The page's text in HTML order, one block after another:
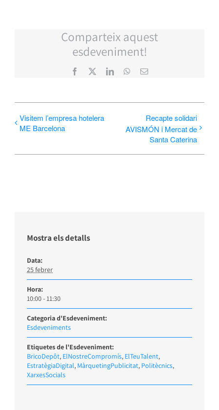
Comparteix aquest
esdeveniment!
Facebook LinkedInWhatsApp
Email:
Visitem l’empresa hotelera
ME Barcelona
Recapte solidari
AVISMÓN i Mercat de
Santa Caterina
Mostra els detalls
Data:
25 febrer
Hora:
10:00 - 11:30
Categoria d'Esdeveniment:
Esdeveniments
Etiquetes de l'Esdeveniment:
BricoDepôt, ElNostreCompromís, ElTeuTalent,
EstratègiaDigital, MàrquetingPublicitat, Politècnics,
XarxesSocials